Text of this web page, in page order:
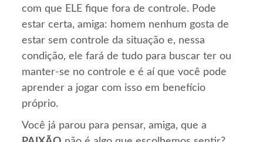
com que ELE fique fora de controle. Pode
estar certa, amiga: homem nenhum gosta de
estar sem controle da situação e, nessa
condição, ele fará de tudo para buscar ter ou
manter-se no controle e é aí que você pode
aprender a jogar com isso em benefício
próprio.
Você já parou para pensar, amiga, que a